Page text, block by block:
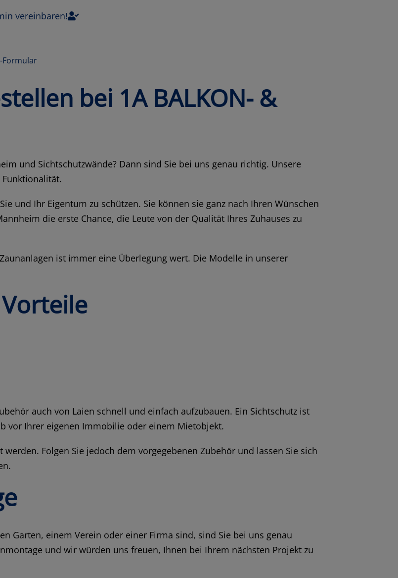
vereinbaren!
Formular
bei 1A BALKON- &
und Sichtschutzwände? Dann sind Sie bei uns genau richtig. Unsere
und Ihr Eigentum zu schützen. Sie können sie ganz nach Ihren Wünschen
die erste Chance, die Leute von der Qualität Ihres Zuhauses zu
ist immer eine Überlegung wert. Die Modelle in unserer
auch von Laien schnell und einfach aufzubauen. Ein Sichtschutz ist
vor Ihrer eigenen Immobilie oder einem Mietobjekt.
Folgen Sie jedoch dem vorgegebenen Zubehör und lassen Sie sich
Garten, einem Verein oder einer Firma sind, sind Sie bei uns genau
und wir würden uns freuen, Ihnen bei Ihrem nächsten Projekt zu